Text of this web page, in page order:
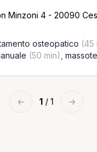
Minzoni 4 - 20090
osteopatico (45
(50 min)
← 1 / 1 →